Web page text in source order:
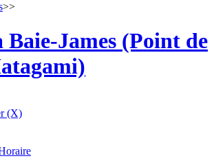
>>
Baie-James (Point de
(X)